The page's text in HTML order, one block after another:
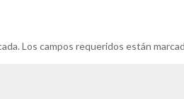
Los campos requeridos están